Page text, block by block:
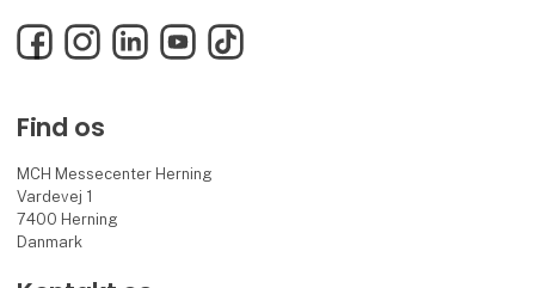
FacebookInstagramLinkedInYouTubeTikTok
Find os
MCH Messecenter Herning
Vardevej 1
7400 Herning
Danmark